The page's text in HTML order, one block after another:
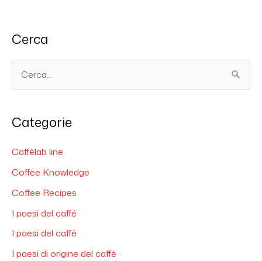
Cerca
e
c
a
Categorie
Caffèlab line
Coffee Knowledge
Coffee Recipes
I paesi del caffé
I paesi del caffé
I paesi di origine del caffè